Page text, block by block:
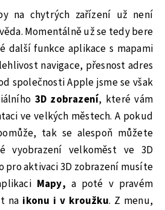
na chytrých zařízení už není
Momentálně už se tedy bere
další funkce aplikace s mapami
navigace, přesnost adres
společnosti Apple jsme se však
3D zobrazení, které vám
ve velkých městech. A pokud
tak se alespoň můžete
vyobrazení velkoměst ve 3D
pro aktivaci 3D zobrazení musíte
Mapy, a poté v pravém
na ikonu i v kroužku. Z menu,